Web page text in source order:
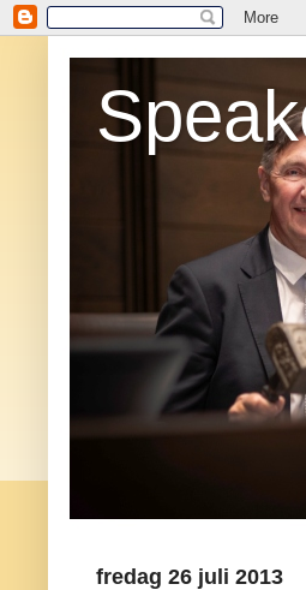
fredag 26 juli 2013